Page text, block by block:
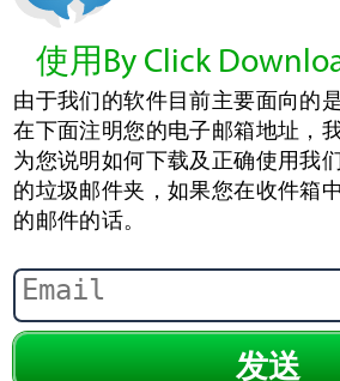
使用By Click
由于我们的软件目前主要面向的
在下面注明您的电子邮箱地址，
为您说明如何下载及正确使用我
的垃圾邮件夹，如果您在收件箱
的邮件的话。
发送